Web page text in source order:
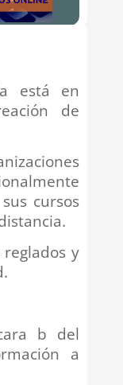
está en
de
cursos
y
b del
a